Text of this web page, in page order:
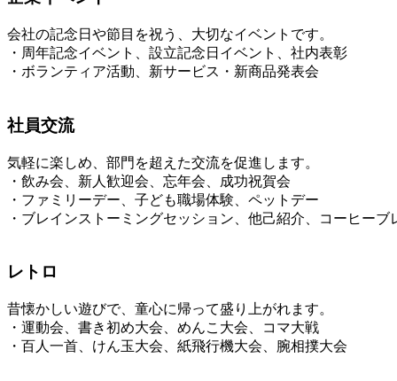
会社の記念日や節目を祝う、大切なイベントです。
・周年記念イベント、設立記念日イベント、社内表彰
・ボランティア活動、新サービス・新商品発表会
社員交流
気軽に楽しめ、部門を超えた交流を促進します。
・飲み会、新人歓迎会、忘年会、成功祝賀会
・ファミリーデー、子ども職場体験、ペットデー
・ブレインストーミングセッション、他己紹介、コーヒーブ
レトロ
昔懐かしい遊びで、童心に帰って盛り上がれます。
・運動会、書き初め大会、めんこ大会、コマ大戦
・百人一首、けん玉大会、紙飛行機大会、腕相撲大会